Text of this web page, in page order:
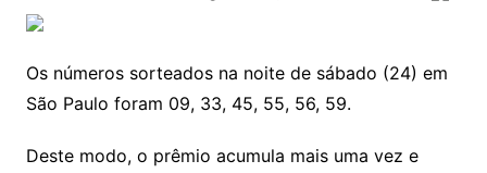
Os números sorteados na noite de sábado (24) em
São Paulo foram 09, 33, 45, 55, 56, 59.
Deste modo, o prêmio acumula mais uma vez e